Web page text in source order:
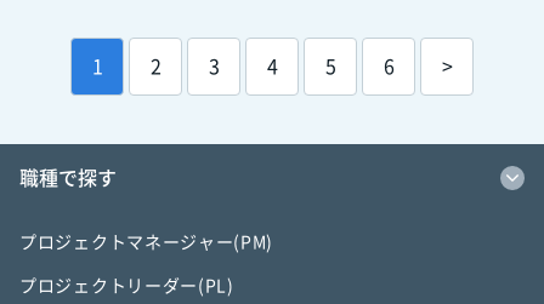
1 2 3 4 5 6 >
職種で探す
プロジェクトマネージャー(PM)
プロジェクトリーダー(PL)